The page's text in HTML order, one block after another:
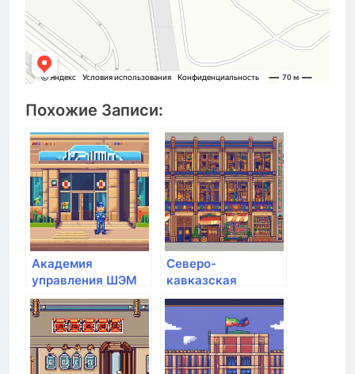
Похожие Записи:
Академия
управления ШЭМ
ДВФУ
Северо-
кавказская
государственная